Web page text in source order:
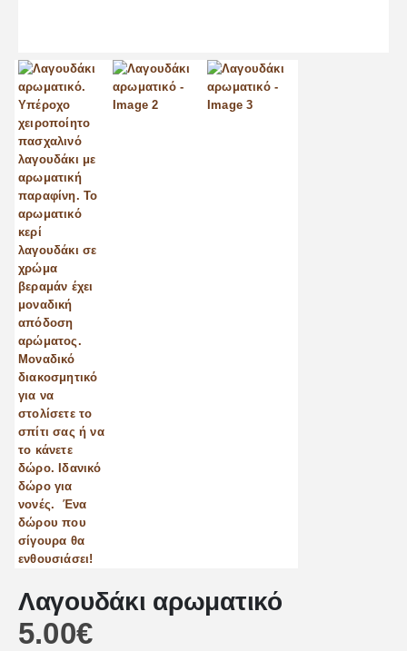
Λαγουδάκι αρωματικό
5.00€